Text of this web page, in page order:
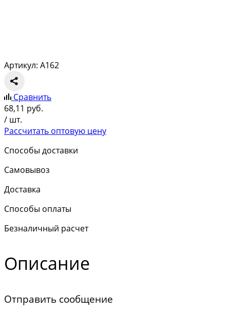
Артикул: A162
Сравнить
68,11 руб.
/ шт.
Рассчитать оптовую цену
Способы доставки
Самовывоз
Доставка
Способы оплаты
Безналичный расчет
Описание
Отправить сообщение